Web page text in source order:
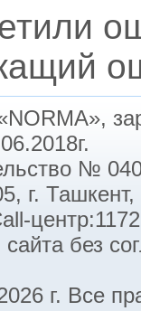
№
г.
без
г. Все